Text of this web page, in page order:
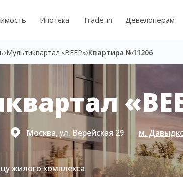
Ипотека Trade-in Девелоперам
Мультиквартал «ВЕЕР» Квартира №11206
Москва, ул. Верейская 29 м.
жилого комплекса